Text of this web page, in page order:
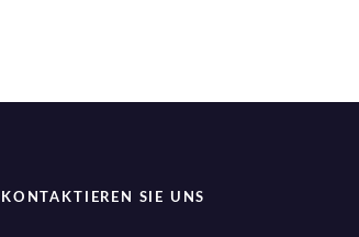
KONTAKTIEREN SIE UNS